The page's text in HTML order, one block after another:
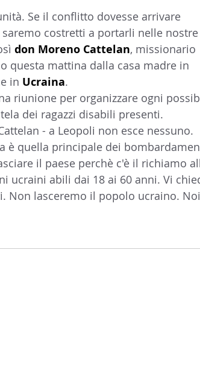
- AMBASCIATE CONSOLATI 16 -
ALL'ESTERO 19 - EUROPA
22 - AMERICA DEL SUD
POLITICA 28 - PAPPAMONDO.TV
ESTERO
Se il conflitto dovesse arrivare
costretti a portarli nelle nostre
don Moreno Cattelan, missionario
questa mattina dalla casa madre in
in Ucraina.
riunione per organizzare ogni
dei ragazzi disabili presenti.
- a Leopoli non esce nessuno.
è quella principale dei
il paese perchè c'è il richiamo
ucraini abili dai 18 ai 60 anni. Vi
Non lasceremo il popolo ucraino. Noi